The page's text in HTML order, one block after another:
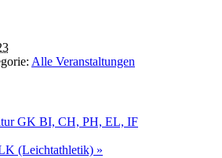
Alle Veranstaltungen
GK BI, CH, PH, EL, IF
(Leichtathletik) »